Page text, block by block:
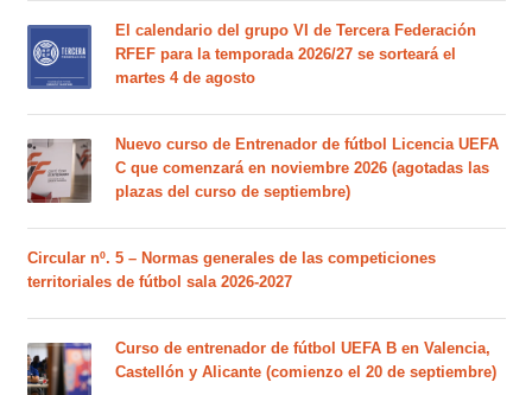
El calendario del grupo VI de Tercera Federación
RFEF para la temporada 2026/27 se sorteará el
martes 4 de agosto
Nuevo curso de Entrenador de fútbol Licencia UEFA
C que comenzará en noviembre 2026 (agotadas las
plazas del curso de septiembre)
Circular nº. 5 – Normas generales de las competiciones
territoriales de fútbol sala 2026-2027
Curso de entrenador de fútbol UEFA B en Valencia,
Castellón y Alicante (comienzo el 20 de septiembre)